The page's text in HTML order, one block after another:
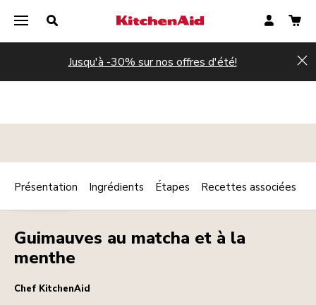
Jusqu'à -30% sur nos offres d'été!
DESSERTS Print
Guimauves au matcha et à la
menthe
Chef KitchenAid
Présentation Ingrédients Étapes Recettes associées